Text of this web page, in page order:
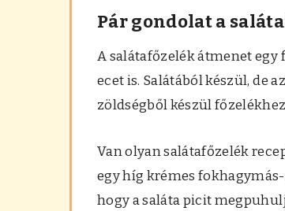
Pár gondolat a
A salátafőzelék átmenet egy
ecet is. Salátából készül, de
zöldségből készül
Van olyan salátafőzelék
egy híg krémes
hogy a saláta picit